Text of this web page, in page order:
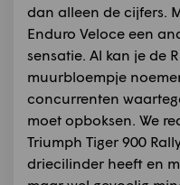
dan alleen de cijfers.
Enduro Veloce een
sensatie. Al kan je de
muurbloempje
concurrenten
moet opboksen. We
Triumph Tiger 900
driecilinder heeft en